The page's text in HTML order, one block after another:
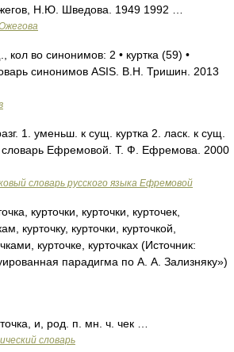
Н.Ю. Шведова. 1949 1992 …
кол во синонимов: 2 • куртка (59) •
синонимов ASIS. В.Н. Тришин. 2013
1. уменьш. к сущ. куртка 2. ласк. к сущ.
словарь Ефремовой. Т. Ф. Ефремова. 2000
словарь русского языка Ефремовой
курточки, курточки, курточек,
курточку, курточки, курточкой,
курточке, курточках (Источник:
парадигма по А. А. Зализняку»)
и, род. п. мн. ч. чек …
словарь